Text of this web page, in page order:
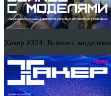
Хакер #324. Всякое с моделями